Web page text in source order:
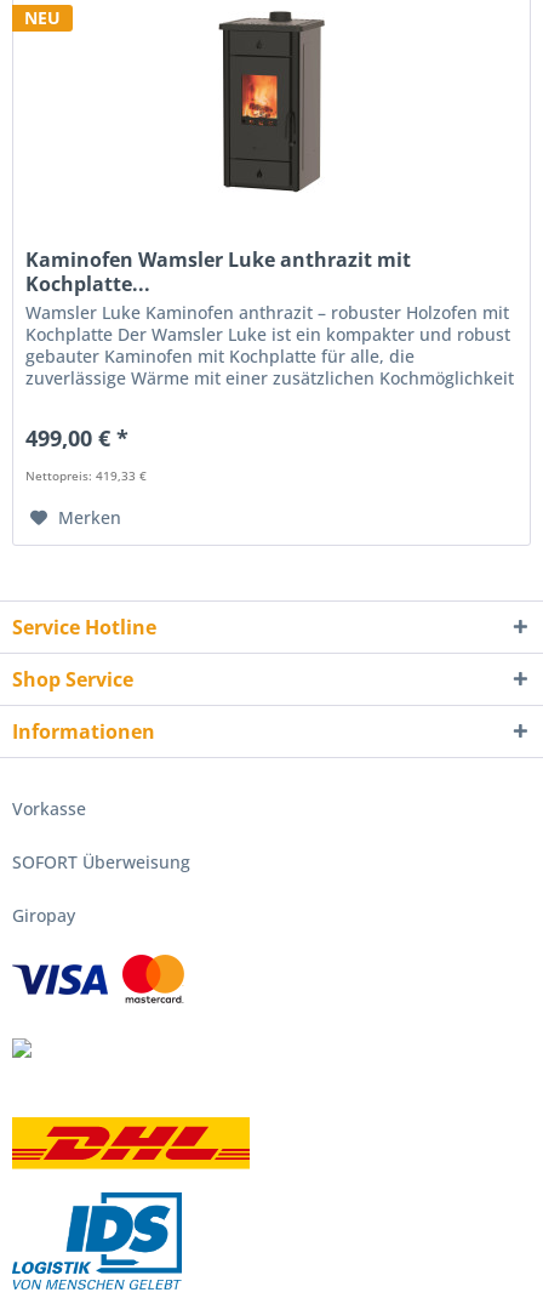
NEU
Kaminofen Wamsler Luke anthrazit mit
Kochplatte...
Wamsler Luke Kaminofen anthrazit – robuster Holzofen mit
Kochplatte Der Wamsler Luke ist ein kompakter und robust
gebauter Kaminofen mit Kochplatte für alle, die
zuverlässige Wärme mit einer zusätzlichen Kochmöglichkeit
499,00 € *
Nettopreis: 419,33 €
Merken
Service Hotline
Shop Service
Informationen
Vorkasse
SOFORT Überweisung
Giropay